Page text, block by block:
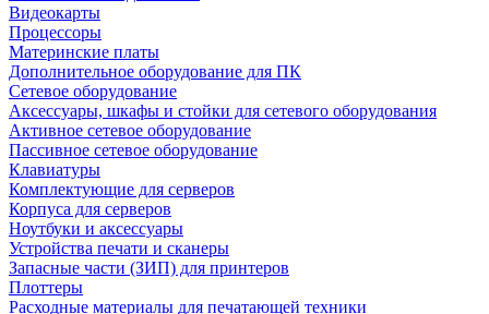
Видеокарты
Процессоры
Материнские платы
Дополнительное оборудование для ПК
Сетевое оборудование
Аксессуары, шкафы и стойки для сетевого оборудования
Активное сетевое оборудование
Пассивное сетевое оборудование
Клавиатуры
Комплектующие для серверов
Корпуса для серверов
Ноутбуки и аксессуары
Устройства печати и сканеры
Запасные части (ЗИП) для принтеров
Плоттеры
Расходные материалы для печатающей техники